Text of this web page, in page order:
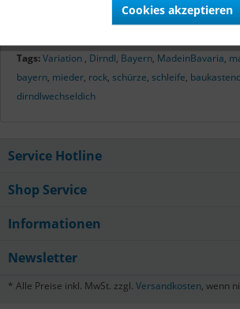
Tags:Variation , Dirndl, Bayern, MadeinBavaria,
bayern, mieder, rock, schürze, schleife,
dirndlwechseldich
Service Hotline
Shop Service
Informationen
Newsletter
* Alle Preise inkl. MwSt. zzgl. Versandkosten , wenn
Cookies akzeptieren